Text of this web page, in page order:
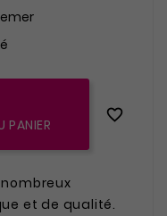
PANIER

et de qualité.